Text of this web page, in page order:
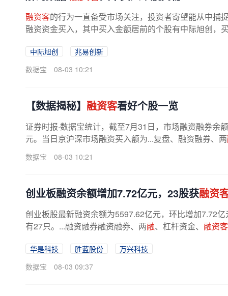
融资客的行为一直备受市场关注，投资者寄望能从中捕
融资资金买入，其中买入金额居前的个股有中际旭创，
中际旭创
兆易创新
数据宝
08-03 10:21
【数据揭秘】 融资客看好个股一览
证券时报·数据宝统计，截至7月31日，市场融资融券
元。当日京沪深市场融资买入额为...复盘、融资融券、两
数据宝 08-03 10:21
创业板融资余额增加7.72亿元，23股获融资
创业板股最新融资余额为5597.62亿元，环比增加7.72
有27只。...融资融券融资融券、两融、杠杆资金、 融资客
华是科技 胜蓝股份
万兴科技
数据宝
08-03 09:37